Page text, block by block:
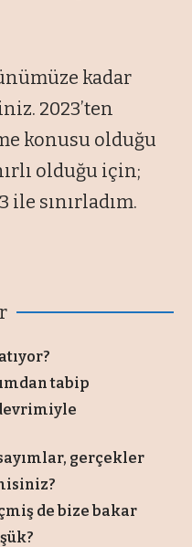
kadar
2023’ten
konusu olduğu
olduğu için;
sınırladım.
tabip
gerçekler
de bize bakar